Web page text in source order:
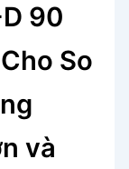
90
So
và